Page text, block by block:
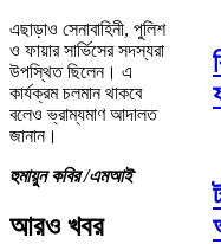
এছাড়াও সেনাবাহিনী, পুলিশ
ও ফায়ার সার্ভিসের সদস্যরা
উপস্থিত ছিলেন। এ
কার্যক্রম চলমান থাকবে
বলেও ভ্রাম্যমাণ আদালত
জানান।
হুমায়ুন কবির /এমআই
আরও খবর